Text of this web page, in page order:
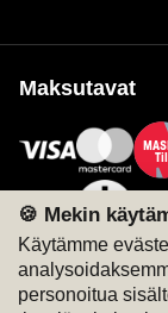
🍪 Mekin
Käytämme
personoitua
Maksutavat
MA
T